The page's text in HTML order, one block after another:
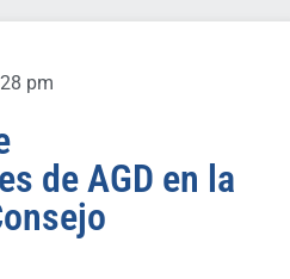
pm
de AGD en la